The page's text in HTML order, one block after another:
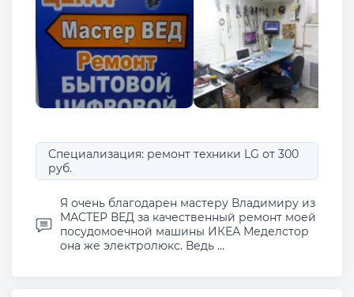
Специализация: ремонт техники LG от 300
руб.
Я очень благодарен мастеру Владимиру из
МАСТЕР ВЕД за качественный ремонт моей
посудомоечной машины ИКЕА Меделстор
она же электролюкс. Ведь ...